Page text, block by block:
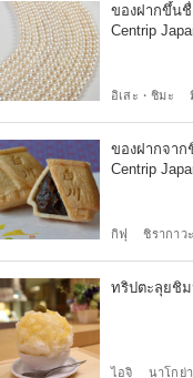
ของฝากขึ้นชื่
Centrip
อิเสะ・ชิมะ
ของฝากจาก
Centrip
กิฟุ ชิรากาว
ทริปตะลุยชิม
ไอจิ นาโกย่า